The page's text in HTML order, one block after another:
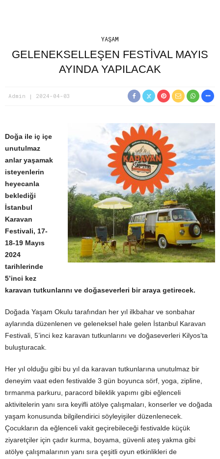
YAŞAM
GELENEKSELLEŞEN FESTIVAL MAYIS
AYINDA YAPILACAK
Admin 2024-04-03
Doğa ile iç içe
unutulmaz
anlar yaşamak
isteyenlerin
heyecanla
beklediği
İstanbul
Karavan
Festivali, 17-
18-19 Mayıs
2024
tarihlerinde
5’inci kez
karavan tutkunlarını ve doğaseverleri bir araya getirecek.
Doğada Yaşam Okulu tarafından her yıl ilkbahar ve sonbahar
aylarında düzenlenen ve geleneksel hale gelen İstanbul Karavan
Festivali, 5’inci kez karavan tutkunlarını ve doğaseverleri Kilyos’ta
buluşturacak.
Her yıl olduğu gibi bu yıl da karavan tutkunlarına unutulmaz bir
deneyim vaat eden festivalde 3 gün boyunca sörf, yoga, zipline,
tırmanma parkuru, paracord bileklik yapımı gibi eğlenceli
aktivitelerin yanı sıra keyifli atölye çalışmaları, konserler ve doğada
yaşam konusunda bilgilendirici söyleyişiler düzenlenecek.
Çocukların da eğlenceli vakit geçirebileceği festivalde küçük
ziyaretçiler için çadır kurma, boyama, güvenli ateş yakma gibi
atölye çalışmalarının yanı sıra çeşitli oyun etkinlikleri de